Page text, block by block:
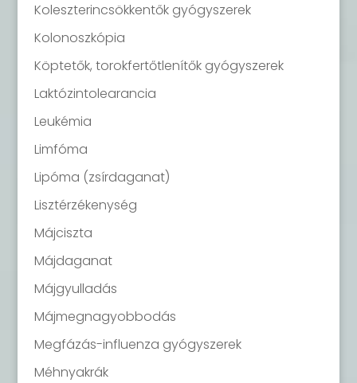
Koleszterincsökkentők gyógyszerek
Kolonoszkópia
Köptetők, torokfertőtlenítők gyógyszerek
Laktózintolearancia
Leukémia
Limfóma
Lipóma (zsírdaganat)
Lisztérzékenység
Májciszta
Májdaganat
Májgyulladás
Májmegnagyobbodás
Megfázás-influenza gyógyszerek
Méhnyakrák